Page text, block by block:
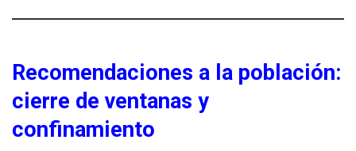
Recomendaciones a la población:
cierre de ventanas y
confinamiento